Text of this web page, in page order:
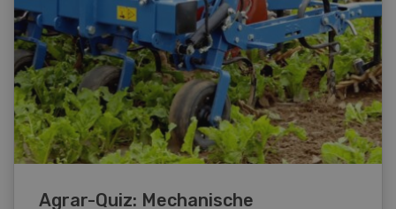
Agrar-Quiz: Mechanische